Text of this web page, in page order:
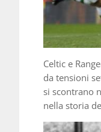
Celtic e
da tensioni
si scontrano
nella storia